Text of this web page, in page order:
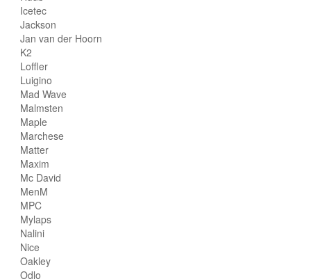
Icetec
Jackson
Jan van der Hoorn
K2
Loffler
Luigino
Mad Wave
Malmsten
Maple
Marchese
Matter
Maxim
Mc David
MenM
MPC
Mylaps
Nalini
Nice
Oakley
Odlo